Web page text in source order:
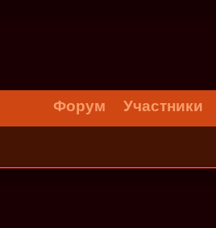
Форум Участники